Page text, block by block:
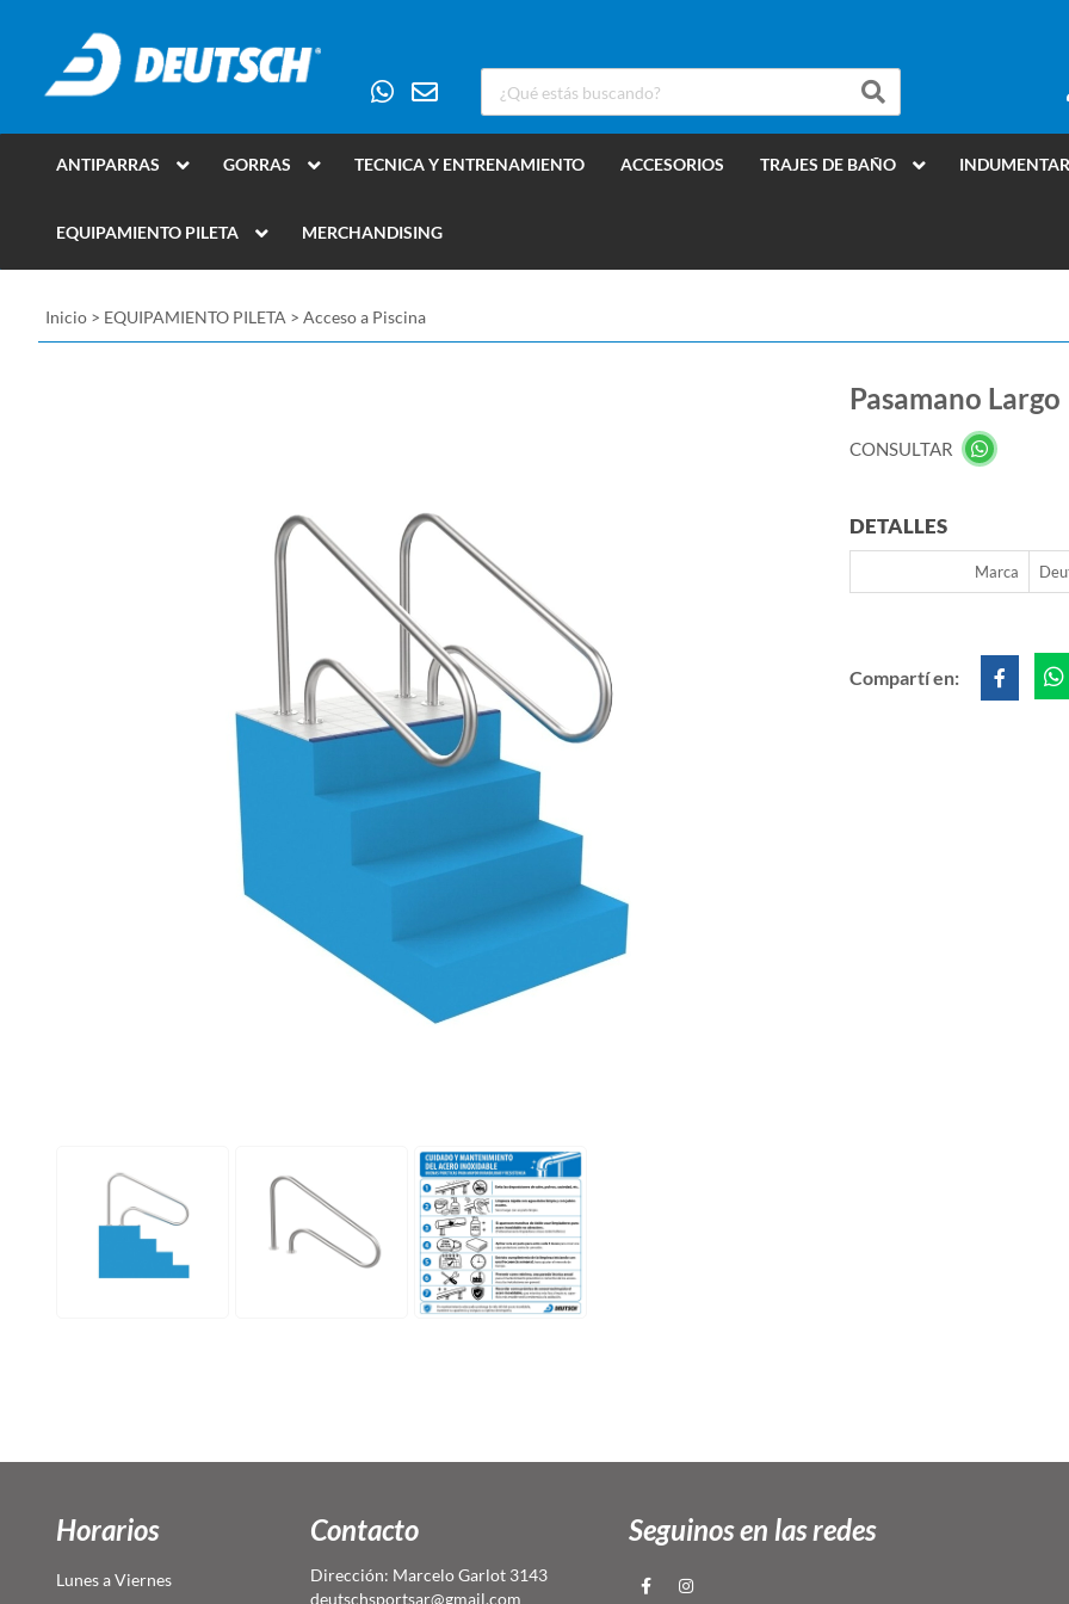
ANTIPARRAS GORRAS TECNICA Y ENTRENAMIENTO ACCESORIOS TRAJES DE BAÑO
EQUIPAMIENTO PILETA MERCHANDISING
Inicio > EQUIPAMIENTO PILETA > Acceso a Piscina
Pasamano Largo
CONSULTAR
DETALLES
Marca
Compartí en:
Horarios
Lunes a Viernes
Contacto
Dirección: Marcelo Garlot 3143
deutschsportsar@gmail.com
Seguinos en las redes